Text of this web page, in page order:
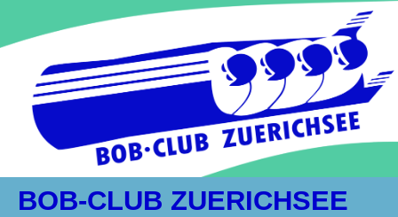
BOB-CLUB ZUERICHSEE